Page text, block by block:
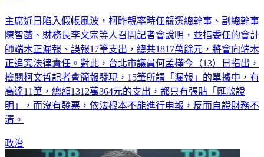
主席近日陷入假帳風波，柯昨親率時任競選總幹事、副總幹事
陳智菡、財務長李文宗等人召開記者會說明，並指委任的會計
師端木正漏報、誤報17筆支出，總共1817萬餘元，將會向端木
正追究法律責任。對此，台北市議員何孟樺今（13）日指出，
檢閱柯文哲記者會簡報發現，15筆所謂「漏報」的單據中，有
高達11筆，總額1312萬364元的支出，都只有張貼「匯款證
明」，而沒有發票，依法根本不能進行申報，反而自證財務不
清。
政治